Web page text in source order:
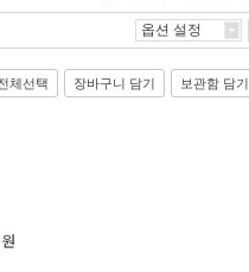
옵션 설정
체선택 장바구니 담기 보관함 담기
원